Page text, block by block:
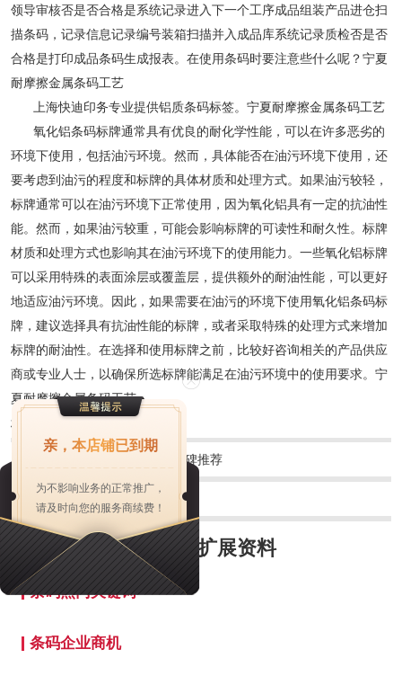
领导审核否是否合格是系统记录进入下一个工序成品组装产品进仓扫
描条码，记录信息记录编号装箱扫描并入成品库系统记录质检否是否
合格是打印成品条码生成报表。在使用条码时要注意些什么呢？宁夏
耐摩擦金属条码工艺
上海快迪印务专业提供铝质条码标签。宁夏耐摩擦金属条码工艺
氧化铝条码标牌通常具有优良的耐化学性能，可以在许多恶劣的
环境下使用，包括油污环境。然而，具体能否在油污环境下使用，还
要考虑到油污的程度和标牌的具体材质和处理方式。如果油污较轻，
标牌通常可以在油污环境下正常使用，因为氧化铝具有一定的抗油性
能。然而，如果油污较重，可能会影响标牌的可读性和耐久性。标牌
材质和处理方式也影响其在油污环境下的使用能力。一些氧化铝标牌
可以采用特殊的表面涂层或覆盖层，提供额外的耐油性能，可以更好
地适应油污环境。因此，如果需要在油污的环境下使用氧化铝条码标
牌，建议选择具有抗油性能的标牌，或者采取特殊的处理方式来增加
标牌的耐油性。在选择和使用标牌之前，比较好咨询相关的产品供应
商或专业人士，以确保所选标牌能满足在油污环境中的使用要求。宁
夏耐摩擦金属条码工艺
标签：
青海户外金属条码口碑推荐
下一篇： 吉林铝质条码厂家供应
***公司扩展资料
条码热门关键词
条码企业商机
亲，本店铺已到期
为不影响业务的正常推广，
请及时向您的服务商续费！